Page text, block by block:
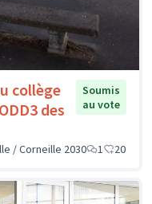
collège
des
Soumis
au vote
/ Corneille 2030 1 20